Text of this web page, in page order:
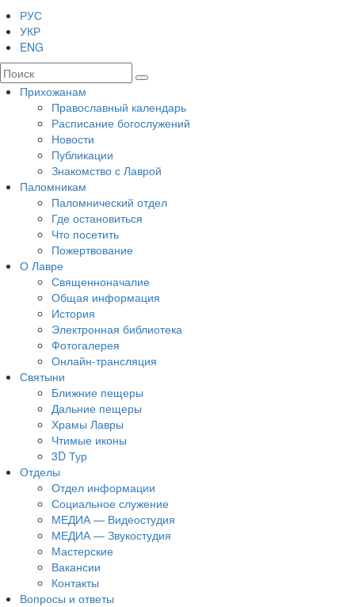
РУС
УКР
ENG
Прихожанам
Православный календарь
Расписание богослужений
Новости
Публикации
Знакомство с Лаврой
Паломникам
Паломнический отдел
Где остановиться
Что посетить
Пожертвование
О Лавре
Священноначалие
Общая информация
История
Электронная библиотека
Фотогалерея
Онлайн-трансляция
Святыни
Ближние пещеры
Дальние пещеры
Храмы Лавры
Чтимые иконы
3D Тур
Отделы
Отдел информации
Социальное служение
МЕДИА — Видеостудия
МЕДИА — Звукостудия
Мастерские
Вакансии
Контакты
Вопросы и ответы